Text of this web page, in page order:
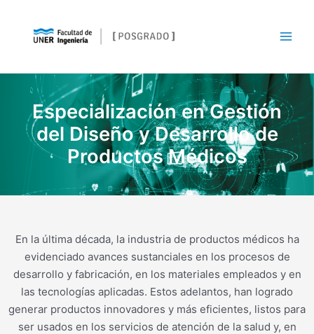
Especialización en Gestión
del Diseño y Desarrollo de
Productos Médicos
En la última década, la industria de productos médicos ha
evidenciado avances sustanciales en los procesos de
desarrollo y fabricación, en los materiales empleados y en
las tecnologías aplicadas. Estos adelantos, han logrado
generar productos innovadores y más eficientes, listos para
ser usados en los servicios de atención de la salud y, en